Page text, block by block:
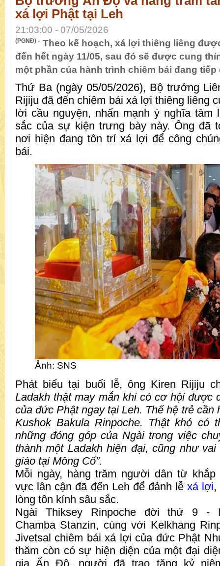
xá lợi Phật tại Leh
21:03:00 - 07/05/2026
(PGNĐ) - Theo kế hoạch, xá lợi thiêng liêng
đến hết ngày 11/05, sau đó sẽ được cung
một phần của hành trình chiêm bái đang tiếp
Thứ Ba (ngày 05/05/2026), Bộ trưởng
Rijiju đã đến chiêm bái xá lợi thiêng liêng
lời cầu nguyện, nhấn mạnh ý nghĩa tâm
sắc của sự kiện trưng bày này. Ông đã
nơi hiện đang tôn trí xá lợi để công
bái.
Ảnh: SNS
Phát biểu tại buổi lễ, ông Kiren Rijiju
Ladakh thật may mắn khi có cơ hội được
của đức Phật ngay tại Leh. Thế hệ trẻ cần
Kushok Bakula Rinpoche. Thật khó có
những đóng góp của Ngài trong việc
thành một Ladakh hiện đại, cũng như
giáo tại Mông Cổ”.
Mỗi ngày, hàng trăm người dân từ khắp
vực lân cận đã đến Leh để đảnh lễxá lợi,
lòng tôn kính sâu sắc.
Ngài Thiksey Rinpoche đời thứ 9 -
Chamba Stanzin, cùng với Kelkhang
Jivetsal chiêm bái xá lợi của đức Phật
thăm còn có sự hiện diện của một đại
gia Ấn Độ, người đã trao tặng kỷ